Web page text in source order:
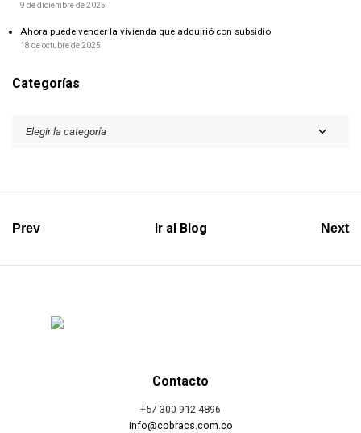
9 de diciembre de 2025
Ahora puede vender la vivienda que adquirió con subsidio
18 de octubre de 2025
Categorías
Prev Ir al Blog Next
Contacto
+57 300 912 4896
info@cobracs.com.co